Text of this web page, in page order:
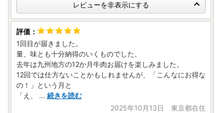
■お礼の品(配送要望等)に関するお問合せは下記までお願い
します。
山形市ふるさと納税 お礼の品事務局
==========================================
電話番号 ：0120-95-8899(フリーダイヤル)
受付時間 ：9:00～17：15(土日祝日可/但し年末年始を
除く)
メールアドレス：furusato-yamagatacity@ringbell.co.jp
★山形市ふるさと納税 お礼の品事務局へのお問い合せの際
レビューを非表示にする
1回目が届きました。
量、味とも十分納得のいくものでした。
去年は九州地方の12か月牛肉お届けを楽しみました。
12回では仕方ないことかもしれませんが、「こんなにお得な
の！」という月と
「え、
... 続きを読む
2025年10月13日 東京都在住